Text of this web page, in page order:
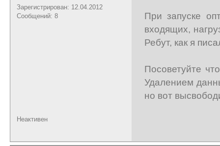
Зарегистрирован: 12.04.2012
Сообщений: 8
При запуске
входящих,
Ребут, как я
Посоветуйте
Удалением
но вот
Неактивен